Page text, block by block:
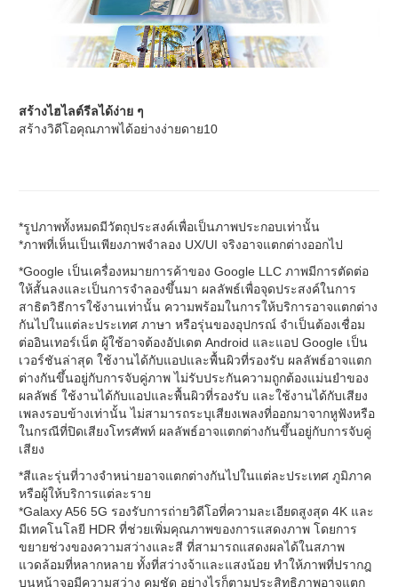
สร้างไฮไลต์รีลได้ง่าย ๆ
สร้างวิดีโอคุณภาพได้อย่างง่ายดาย10
*รูปภาพทั้งหมดมีวัตถุประสงค์เพื่อเป็นภาพประกอบเท่านั้น
*ภาพที่เห็นเป็นเพียงภาพจำลอง UX/UI จริงอาจแตกต่างออกไป
*Google เป็นเครื่องหมายการค้าของ Google LLC ภาพมีการตัดต่อ
ให้สั้นลงและเป็นการจำลองขึ้นมา ผลลัพธ์เพื่อจุดประสงค์ในการ
สาธิตวิธีการใช้งานเท่านั้น ความพร้อมในการให้บริการอาจแตกต่าง
กันไปในแต่ละประเทศ ภาษา หรือรุ่นของอุปกรณ์ จำเป็นต้องเชื่อม
ต่ออินเทอร์เน็ต ผู้ใช้อาจต้องอัปเดต Android และแอป Google เป็น
เวอร์ชันล่าสุด ใช้งานได้กับแอปและพื้นผิวที่รองรับ ผลลัพธ์อาจแตก
ต่างกันขึ้นอยู่กับการจับคู่ภาพ ไม่รับประกันความถูกต้องแม่นยำของ
ผลลัพธ์ ใช้งานได้กับแอปและพื้นผิวที่รองรับ และใช้งานได้กับเสียง
เพลงรอบข้างเท่านั้น ไม่สามารถระบุเสียงเพลงที่ออกมาจากหูฟังหรือ
ในกรณีที่ปิดเสียงโทรศัพท์ ผลลัพธ์อาจแตกต่างกันขึ้นอยู่กับการจับคู่
เสียง
*สีและรุ่นที่วางจำหน่ายอาจแตกต่างกันไปในแต่ละประเทศ ภูมิภาค
หรือผู้ให้บริการแต่ละราย
*Galaxy A56 5G รองรับการถ่ายวิดีโอที่ความละเอียดสูงสุด 4K และ
มีเทคโนโลยี HDR ที่ช่วยเพิ่มคุณภาพของการแสดงภาพ โดยการ
ขยายช่วงของความสว่างและสี ที่สามารถแสดงผลได้ในสภาพ
แวดล้อมที่หลากหลาย ทั้งที่สว่างจ้าและแสงน้อย ทำให้ภาพที่ปรากฎ
บนหน้าจอมีความสว่าง คมชัด อย่างไรก็ตามประสิทธิภาพอาจแตก